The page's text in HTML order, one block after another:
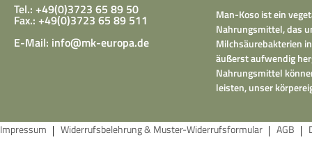
Tel.: +49(0)3723 65 89 50
Fax.: +49(0)3723 65 89 511
E-Mail: info@mk-europa.de
Man-Koso ist ein
Nahrungsmittel, das
Milchsäurebakterien
äußerst aufwendig
Nahrungsmittel
leisten, unser
Impressum Widerrufsbelehrung & Muster-Widerrufsformular AGB